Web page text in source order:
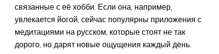
связанные с её хобби. Если она, например,
увлекается йогой, сейчас популярны приложения с
медитациями на русском, которые стоят не так
дорого, но дарят новые ощущения каждый день.